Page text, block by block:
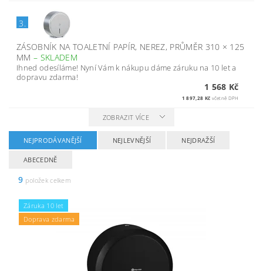
3.
ZÁSOBNÍK NA TOALETNÍ PAPÍR, NEREZ, PRŮMĚR 310 × 125
MM– SKLADEM
Ihned odesíláme! Nyní Vám k nákupu dáme záruku na 10 let a
dopravu zdarma!
1 568 Kč
1 897,28 Kč včetně DPH
ZOBRAZIT VÍCE
NEJPRODÁVANĚJŠÍ NEJLEVNĚJŠÍ NEJDRAŽŠÍ
ABECEDNĚ
9 položek celkem
Záruka 10 let
Doprava zdarma